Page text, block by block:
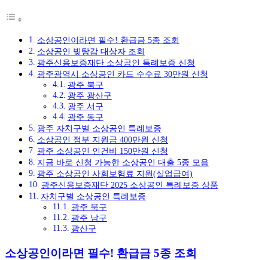
소상공인이라면 필수! 환급금 5종 조회
소상공인 빚탕감 대상자 조회
광주신용보증재단 소상공인 특례보증 신청
광주광역시 소상공인 카드 수수료 30만원 신청
광주 북구
광주 광산구
광주 서구
광주 동구
광주 자치구별 소상공인 특례보증
소상공인 정부 지원금 400만원 신청
광주 소상공인 인건비 150만원 신청
지금 바로 신청 가능한 소상공인 대출 5종 모음
광주 소상공인 사회보험료 지원(실업급여)
광주신용보증재단 2025 소상공인 특례보증 상품
자치구별 소상공인 특례보증
광주 북구
광주 남구
광산구
소상공인이라면 필수! 환급금 5종 조회